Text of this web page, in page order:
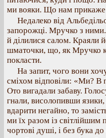
ми вояки. Що нам
Недалеко від
запорожці. Мручко з
й ділилися салом. Краяли
шматочки, що, як Мручко
покласти.
На запит, чого вони
сміхом відповіли: «Ми? В
Ото вигадали забаву.
гнали, висолопивши
вдарити негайно, то
ми їх разом із
чортові душі, і без бука